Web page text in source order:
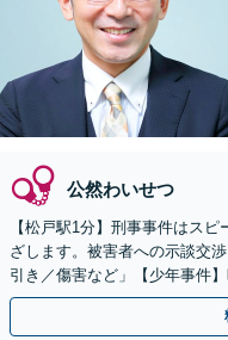
公然わいせつ
【松戸駅1分】刑事事件はス
ざします。被害者への示談交
引き／傷害など」【少年事件
を考えた解決を大事に。